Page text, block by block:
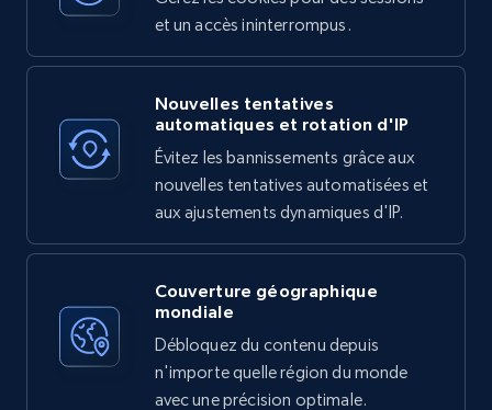
et un accès ininterrompus.
Nouvelles tentatives
automatiques et rotation d'IP
Évitez les bannissements grâce aux
nouvelles tentatives automatisées et
aux ajustements dynamiques d'IP.
Couverture géographique
mondiale
Débloquez du contenu depuis
n'importe quelle région du monde
avec une précision optimale.